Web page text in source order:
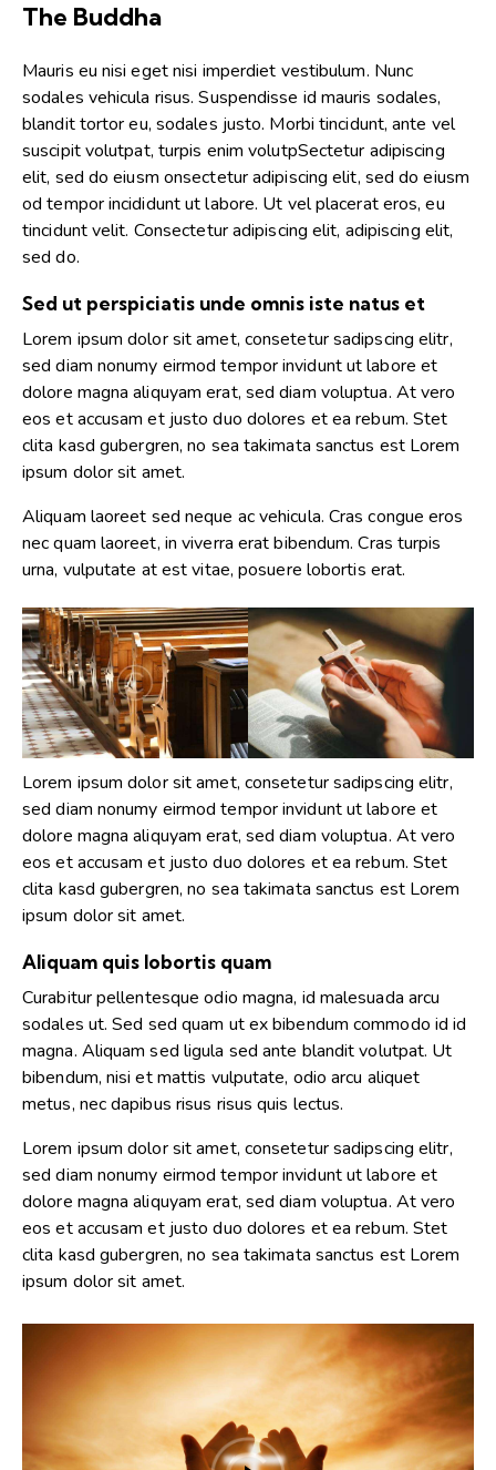
The Buddha
Mauris eu nisi eget nisi imperdiet vestibulum. Nunc
sodales vehicula risus. Suspendisse id mauris sodales,
blandit tortor eu, sodales justo. Morbi tincidunt, ante vel
suscipit volutpat, turpis enim volutpSectetur adipiscing
elit, sed do eiusm onsectetur adipiscing elit, sed do eiusm
od tempor incididunt ut labore. Ut vel placerat eros, eu
tincidunt velit. Consectetur adipiscing elit, adipiscing elit,
sed do.
Sed ut perspiciatis unde omnis iste natus et
Lorem ipsum dolor sit amet, consetetur sadipscing elitr,
sed diam nonumy eirmod tempor invidunt ut labore et
dolore magna aliquyam erat, sed diam voluptua. At vero
eos et accusam et justo duo dolores et ea rebum. Stet
clita kasd gubergren, no sea takimata sanctus est Lorem
ipsum dolor sit amet.
Aliquam laoreet sed neque ac vehicula. Cras congue eros
nec quam laoreet, in viverra erat bibendum. Cras turpis
urna, vulputate at est vitae, posuere lobortis erat.
Lorem ipsum dolor sit amet, consetetur sadipscing elitr,
sed diam nonumy eirmod tempor invidunt ut labore et
dolore magna aliquyam erat, sed diam voluptua. At vero
eos et accusam et justo duo dolores et ea rebum. Stet
clita kasd gubergren, no sea takimata sanctus est Lorem
ipsum dolor sit amet.
Aliquam quis lobortis quam
Curabitur pellentesque odio magna, id malesuada arcu
sodales ut. Sed sed quam ut ex bibendum commodo id id
magna. Aliquam sed ligula sed ante blandit volutpat. Ut
bibendum, nisi et mattis vulputate, odio arcu aliquet
metus, nec dapibus risus risus quis lectus.
Lorem ipsum dolor sit amet, consetetur sadipscing elitr,
sed diam nonumy eirmod tempor invidunt ut labore et
dolore magna aliquyam erat, sed diam voluptua. At vero
eos et accusam et justo duo dolores et ea rebum. Stet
clita kasd gubergren, no sea takimata sanctus est Lorem
ipsum dolor sit amet.